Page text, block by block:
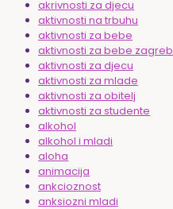
akrivnosti za djecu
aktivnosti na trbuhu
aktivnosti za bebe
aktivnosti za bebe zagreb
aktivnosti za djecu
aktivnosti za mlade
aktivnosti za obitelj
aktivnosti za studente
alkohol
alkohol i mladi
aloha
animacija
ankcioznost
anksiozni mladi